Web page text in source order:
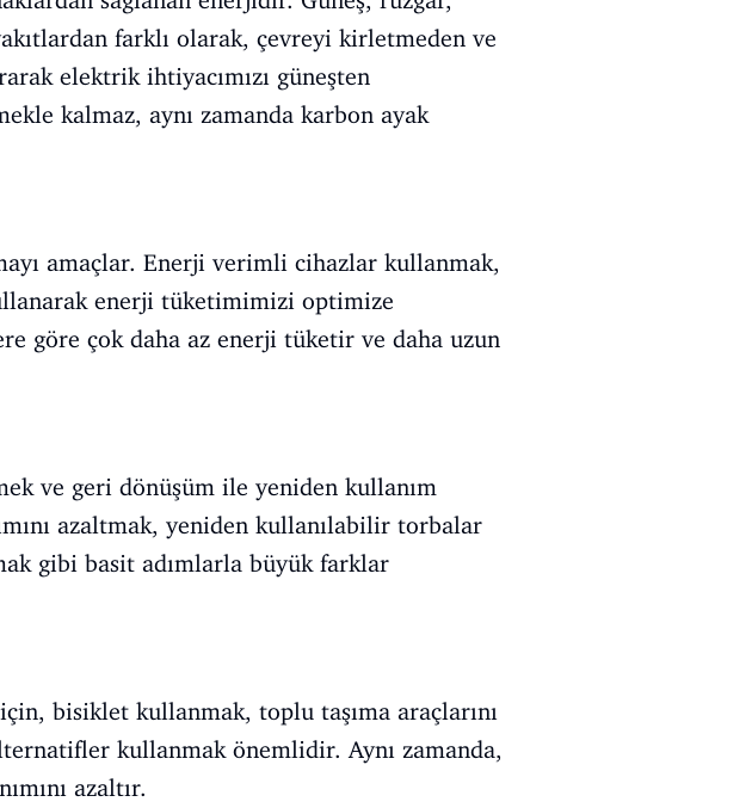
farklı olarak, çevreyi kirletmeden ve
elektrik ihtiyacımızı güneşten
kalmaz, aynı zamanda karbon ayak
amaçlar. Enerji verimli cihazlar kullanmak,
enerji tüketimimizi optimize
göre çok daha az enerji tüketir ve daha uzun
ve geri dönüşüm ile yeniden kullanım
azaltmak, yeniden kullanılabilir torbalar
gibi basit adımlarla büyük farklar
bisiklet kullanmak, toplu taşıma araçlarını
kullanmak önemlidir. Aynı zamanda,
azaltır.